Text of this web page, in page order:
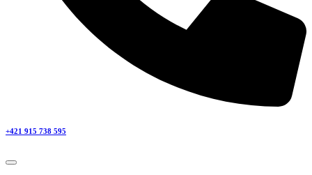
+421 915 738 595